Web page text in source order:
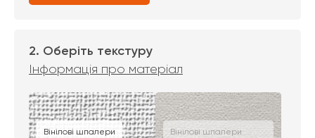
2. Оберіть текстуру
Інформація про матеріал
Вінілові шпалери Вінілові шпалери